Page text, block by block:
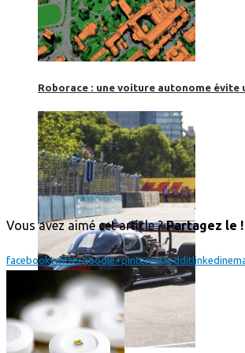
Roborace : une voiture autonome évite
Vous avez aimé cet article ?Partagez le !
facebooktwittergoogle+pinterestredditlinkedin